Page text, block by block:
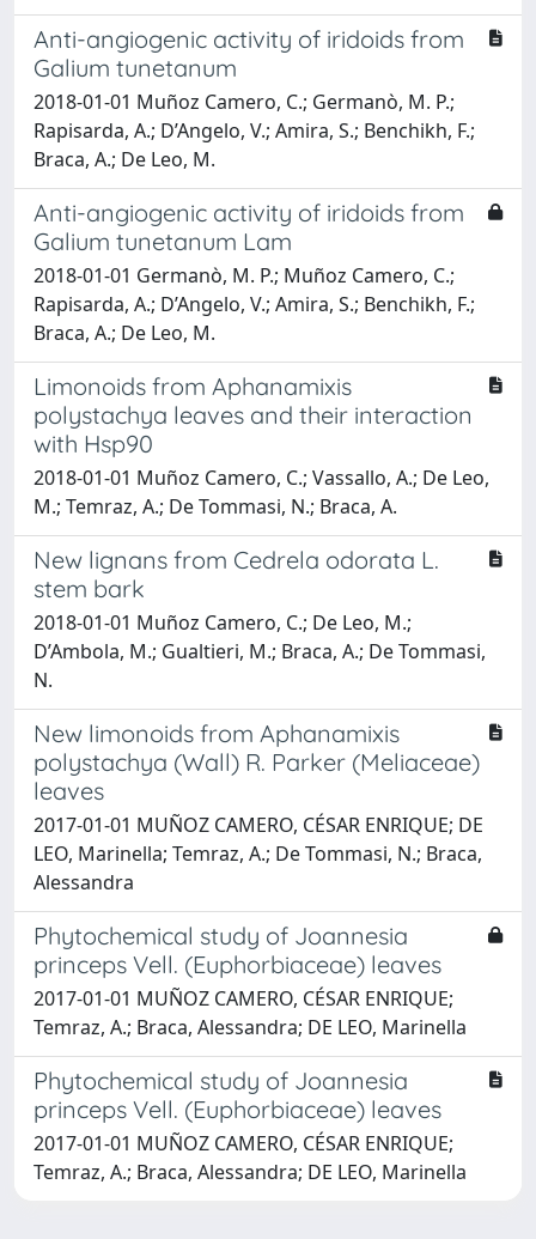
Anti-angiogenic activity of iridoids from
Galium tunetanum
2018-01-01 Muñoz Camero, C.; Germanò, M. P.;
Rapisarda, A.; D’Angelo, V.; Amira, S.; Benchikh, F.;
Braca, A.; De Leo, M.
Anti-angiogenic activity of iridoids from
Galium tunetanum Lam
2018-01-01 Germanò, M. P.; Muñoz Camero, C.;
Rapisarda, A.; D’Angelo, V.; Amira, S.; Benchikh, F.;
Braca, A.; De Leo, M.
Limonoids from Aphanamixis
polystachya leaves and their interaction
with Hsp90
2018-01-01 Muñoz Camero, C.; Vassallo, A.; De Leo,
M.; Temraz, A.; De Tommasi, N.; Braca, A.
New lignans from Cedrela odorata L.
stem bark
2018-01-01 Muñoz Camero, C.; De Leo, M.;
D’Ambola, M.; Gualtieri, M.; Braca, A.; De Tommasi,
N.
New limonoids from Aphanamixis
polystachya (Wall) R. Parker (Meliaceae)
leaves
2017-01-01 MUÑOZ CAMERO, CÉSAR ENRIQUE; DE
LEO, Marinella; Temraz, A.; De Tommasi, N.; Braca,
Alessandra
Phytochemical study of Joannesia
princeps Vell. (Euphorbiaceae) leaves
2017-01-01 MUÑOZ CAMERO, CÉSAR ENRIQUE;
Temraz, A.; Braca, Alessandra; DE LEO, Marinella
Phytochemical study of Joannesia
princeps Vell. (Euphorbiaceae) leaves
2017-01-01 MUÑOZ CAMERO, CÉSAR ENRIQUE;
Temraz, A.; Braca, Alessandra; DE LEO, Marinella